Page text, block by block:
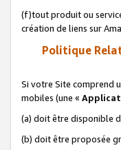
(f)tout produit ou
création de liens sur
Politique
Si votre Site comprend
mobiles (une «
(a) doit être disponible
(b) doit être proposée